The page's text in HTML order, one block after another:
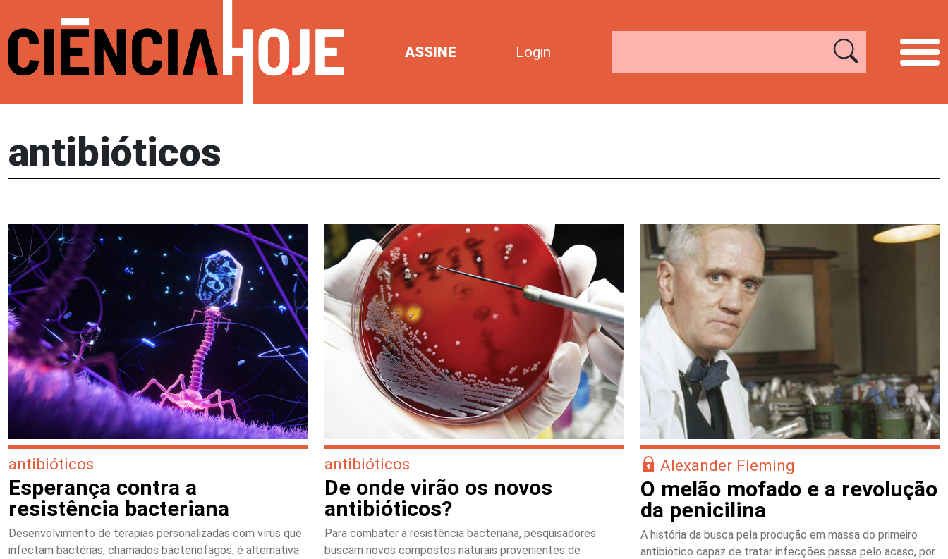
ASSINE Login
antibióticos
antibióticos
Esperança contra a
resistência bacteriana
Desenvolvimento de terapias personalizadas com vírus que
infectam bactérias, chamados bacteriófagos, é alternativa
antibióticos
De onde virão os novos
antibióticos?
Para combater a resistência bacteriana, pesquisadores
buscam novos compostos naturais provenientes de
Alexander Fleming
O melão mofado e a revolução
da penicilina
A história da busca pela produção em massa do primeiro
antibiótico capaz de tratar infecções passa pelo acaso, por